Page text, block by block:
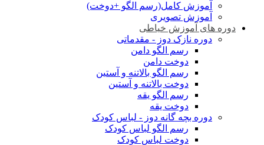
آموزش کامل(رسم الگو +دوخت)
آموزش تصویری
دوره های آموزش خیاطی
دوره نازک دوز - مقدماتی
رسم الگو دامن
دوخت دامن
رسم الگو بالاتنه و آستین
دوخت بالاتنه و آستین
رسم الگو یقه
دوخت یقه
دوره بچه گانه دوز - لباس کودک
رسم الگو لباس کودک
دوخت لباس کودک